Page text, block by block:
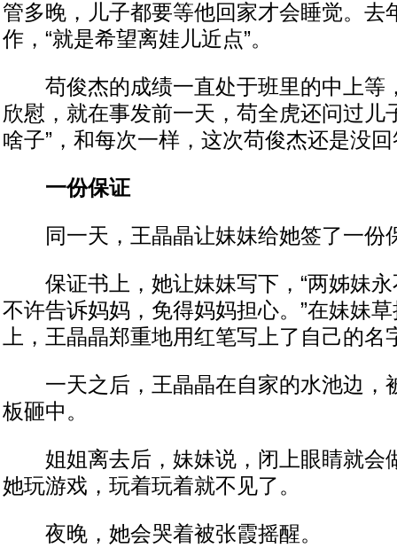
管多晚，儿子都要等他回家才会睡觉。去
作，“就是希望离娃儿近点”。
苟俊杰的成绩一直处于班里的中上等
欣慰，就在事发前一天，苟全虎还问过儿
啥子”，和每次一样，这次苟俊杰还是没
一份保证
同一天，王晶晶让妹妹给她签了一份
保证书上，她让妹妹写下，“两姊妹永
不许告诉妈妈，免得妈妈担心。”在妹妹
上，王晶晶郑重地用红笔写上了自己的名
一天之后，王晶晶在自家的水池边，
板砸中。
姐姐离去后，妹妹说，闭上眼睛就会
她玩游戏，玩着玩着就不见了。
夜晚，她会哭着被张霞摇醒。